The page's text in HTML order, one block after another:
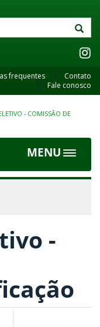
frequentes
Contato
Fale conosco
- COMISSÃO DE
MENU
Toggle
-